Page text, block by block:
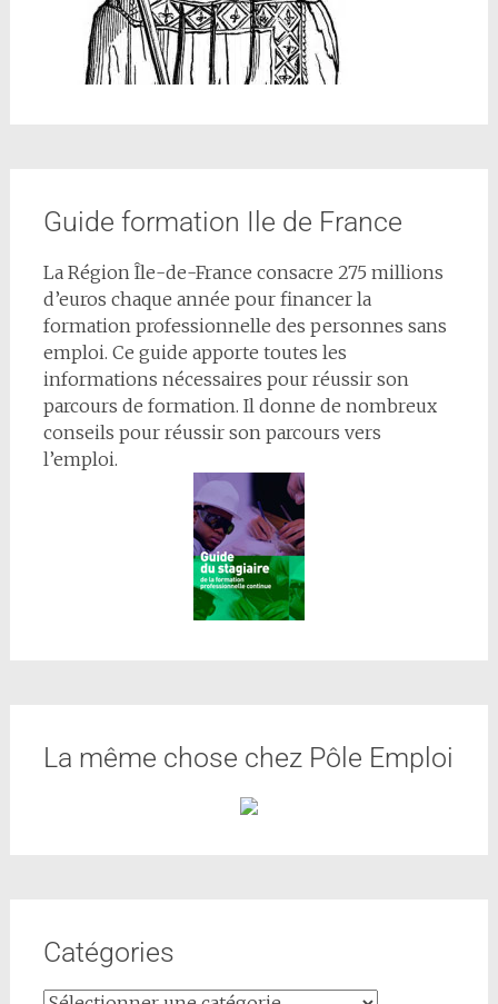
Guide formation Ile de France
La Région Île-de-France consacre 275 millions
d’euros chaque année pour financer la
formation professionnelle des personnes sans
emploi. Ce guide apporte toutes les
informations nécessaires pour réussir son
parcours de formation. Il donne de nombreux
conseils pour réussir son parcours vers
l’emploi.
La même chose chez Pôle Emploi
Catégories